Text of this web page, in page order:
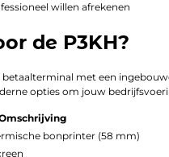
willen afrekenen
de P3KH?
met een
opties om jouw
bonprinter (58 mm)